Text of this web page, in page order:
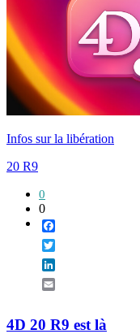
Infos sur la libération
20 R9
0
0
4D 20 R9 est là